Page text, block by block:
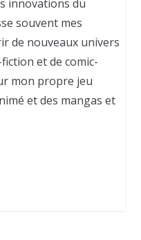
innovations du
souvent mes
de nouveaux univers
et de comic-
mon propre jeu
et des mangas et